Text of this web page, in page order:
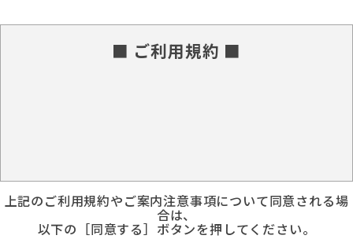
■ ご利用規約 ■
上記のご利用規約やご案内注意事項について同意される場
合は、
以下の［同意する］ボタンを押してください。